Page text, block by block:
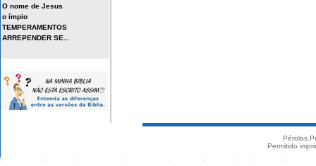
O nome de Jesus
o ímpio
TEMPERAMENTOS
ARREPENDER SE...
Permitido